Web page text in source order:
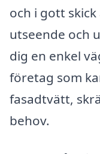
och i gott
utseende och
dig en enkel
företag som
fasadtvätt,
behov.